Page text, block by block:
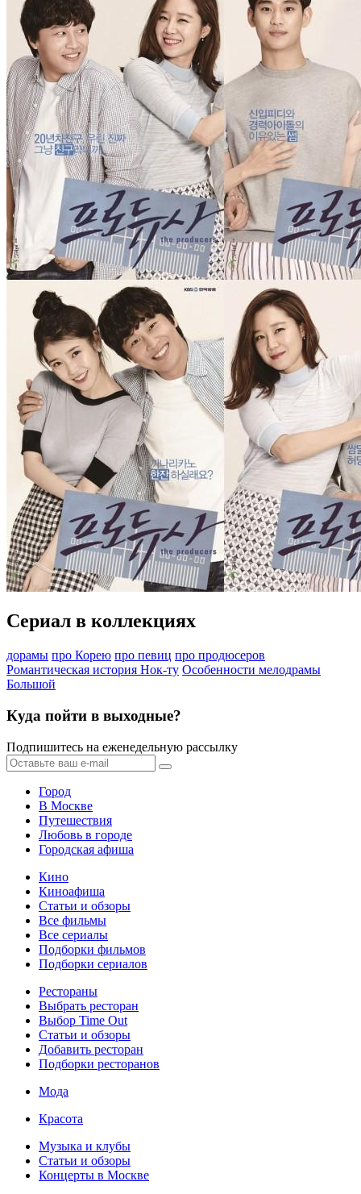
Сериал в коллекциях
дорамы про Корею про певиц про продюсеров
Романтическая история Нок-ту Особенности мелодрамы
Большой
Куда пойти в выходные?
Подпишитесь на еженедельную рассылку
Город
В Москве
Путешествия
Любовь в городе
Городская афиша
Кино
Киноафиша
Статьи и обзоры
Все фильмы
Все сериалы
Подборки фильмов
Подборки сериалов
Рестораны
Выбрать ресторан
Выбор Time Out
Статьи и обзоры
Добавить ресторан
Подборки ресторанов
Мода
Красота
Музыка и клубы
Статьи и обзоры
Концерты в Москве